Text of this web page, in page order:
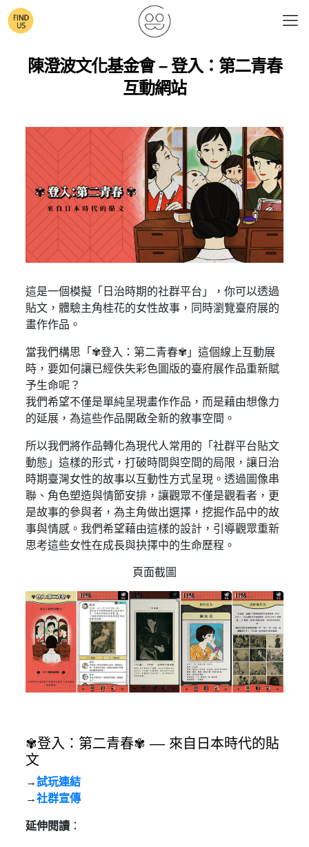
陳澄波文化基金會 – 登入：第二青春
互動網站
這是一個模擬「日治時期的社群平台」，你可以透過
貼文，體驗主角桂花的女性故事，同時瀏覽臺府展的
畫作作品。
當我們構思「✾登入：第二青春✾」這個線上互動展
時，要如何讓已經佚失彩色圖版的臺府展作品重新賦
予生命呢？
我們希望不僅是單純呈現畫作作品，而是藉由想像力
的延展，為這些作品開啟全新的敘事空間。
所以我們將作品轉化為現代人常用的「社群平台貼文
動態」這樣的形式，打破時間與空間的局限，讓日治
時期臺灣女性的故事以互動性方式呈現。透過圖像串
聯、角色塑造與情節安排，讓觀眾不僅是觀看者，更
是故事的參與者，為主角做出選擇，挖掘作品中的故
事與情感。我們希望藉由這樣的設計，引導觀眾重新
思考這些女性在成長與抉擇中的生命歷程。
頁面截圖
✾登入：第二青春✾ –– 來自日本時代的貼
文
→試玩連結
→社群宣傳
延伸閱讀：